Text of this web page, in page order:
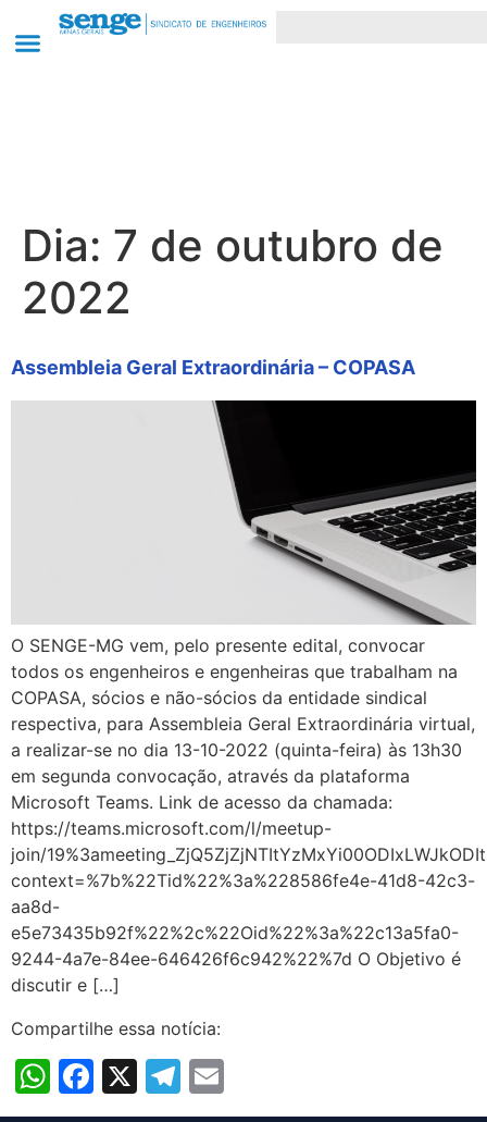
Dia: 7 de outubro de
2022
Assembleia Geral Extraordinária – COPASA
O SENGE-MG vem, pelo presente edital, convocar
todos os engenheiros e engenheiras que trabalham na
COPASA, sócios e não-sócios da entidade sindical
respectiva, para Assembleia Geral Extraordinária virtual,
a realizar-se no dia 13-10-2022 (quinta-feira) às 13h30
em segunda convocação, através da plataforma
Microsoft Teams. Link de acesso da chamada:
https://teams.microsoft.com/l/meetup-
join/
context=%7b%22Tid%22%3a%228586fe4e-41d8-42c3-
aa8d-
e5e73435b92f%22%2c%22Oid%22%3a%22c13a5fa0-
9244-4a7e-84ee-646426f6c942%22%7d O Objetivo é
discutir e […]
Compartilhe essa notícia:
WhatsApp
Facebook
X Telegram